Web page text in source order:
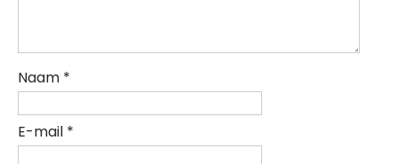
Naam *
E-mail *